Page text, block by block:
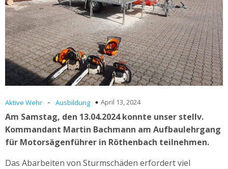
Aktive Wehr - Ausbildung April 13, 2024
Am Samstag, den 13.04.2024 konnte unser stellv.
Kommandant Martin Bachmann am Aufbaulehrgang
für Motorsägenführer in Röthenbach teilnehmen.
Das Abarbeiten von Sturmschäden erfordert viel